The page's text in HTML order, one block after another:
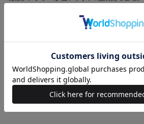
冷凍庫で12時間以上冷やしたタンブラーに
約60秒で氷点下1℃を記録！（編集部調べ・室
【同時発売のアイテムはこちらから】
進化した真空断熱！ 凍結MAX北極タン